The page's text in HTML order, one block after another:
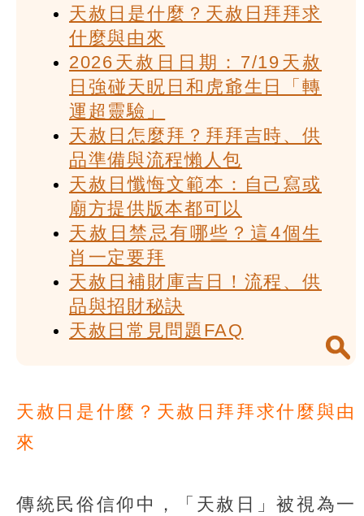
天赦日是什麼？天赦日拜拜求
什麼與由來
2026天赦日日期：7/19天赦
日強碰天眖日和虎爺生日「轉
運超靈驗」
天赦日怎麼拜？拜拜吉時、供
品準備與流程懶人包
天赦日懺悔文範本：自己寫或
廟方提供版本都可以
天赦日禁忌有哪些？這4個生
肖一定要拜
天赦日補財庫吉日！流程、供
品與招財秘訣
天赦日常見問題FAQ
天赦日是什麼？天赦日拜拜求什麼與由
來
傳統民俗信仰中，「天赦日」被視為一